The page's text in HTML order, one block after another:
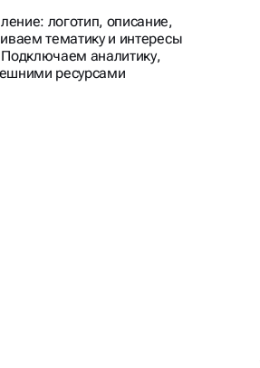
логотип, описание,
тематику и интересы
аналитику,
ресурсами